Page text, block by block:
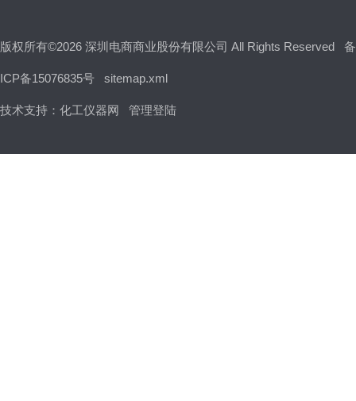
版权所有©2026 深圳电商商业股份有限公司 All Rights Reserved
ICP备15076835号 sitemap.xml
技术支持： 化工仪器网 管理登陆